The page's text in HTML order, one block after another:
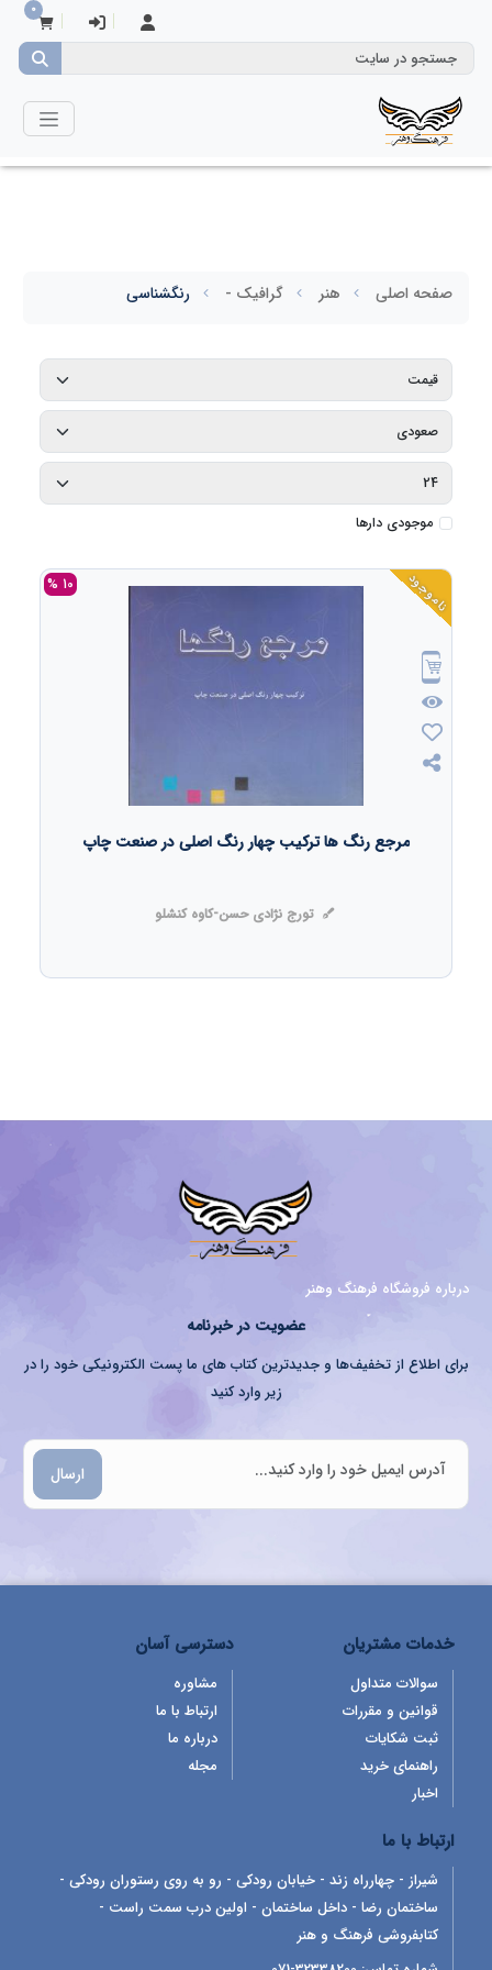
0
صفحه اصلی هنر گرافیک - رنگشناسی
موجودی دارها
ناموجود 10 %
مرجع رنگ ها ترکیب چهار رنگ اصلی در صنعت چاپ
تورج نژادی حسن-کاوه کنشلو
درباره فروشگاه فرهنگ وهنر
عضویت در خبرنامه
برای اطلاع از تخفیف‌ها و جدیدترین کتاب های ما پست الکترونیکی خود را در
زیر وارد کنید
ارسال
خدمات مشتریان
سوالات متداول
قوانین و مقررات
ثبت شکایات
راهنمای خرید
اخبار
دسترسی آسان
مشاوره
ارتباط با ما
درباره ما
مجله
ارتباط با ما
شیراز - چهارراه زند - خیابان رودکی - رو به روی رستوران رودکی -
ساختمان رضا - داخل ساختمان - اولین درب سمت راست -
کتابفروشی فرهنگ و هنر